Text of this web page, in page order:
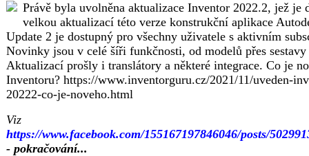
Právě byla uvolněna aktualizace Inventor 2022.2, jež je
velkou aktualizací této verze konstrukční aplikace
Update 2 je dostupný pro všechny uživatele s aktivním
Novinky jsou v celé šíři funkčnosti, od modelů přes
Aktualizací prošly i translátory a některé integrace. Co je
Inventoru? https://www.inventorguru.cz/2021/11/uveden-
20222-co-je-noveho.html
Viz
https://www.facebook.com/155167197846046/posts/
- pokračování...